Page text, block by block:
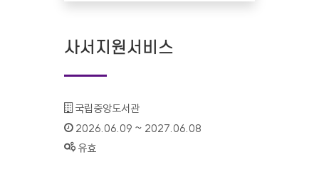
사서지원서비스
기관명 :
국립중앙도서관
인증기간 :
2026.06.09 ~ 2027.06.08
상태 :
유효